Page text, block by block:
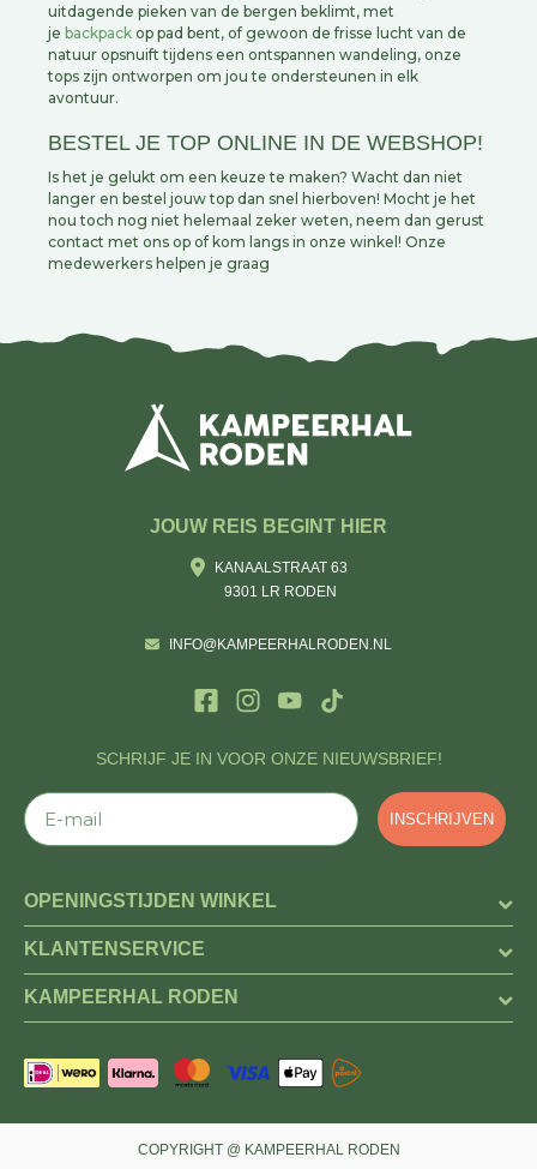
uitdagende pieken van de bergen beklimt, met
je backpack op pad bent, of gewoon de frisse lucht van de
natuur opsnuift tijdens een ontspannen wandeling, onze
tops zijn ontworpen om jou te ondersteunen in elk
avontuur.
BESTEL JE TOP ONLINE IN DE WEBSHOP!
Is het je gelukt om een keuze te maken? Wacht dan niet
langer en bestel jouw top dan snel hierboven! Mocht je het
nou toch nog niet helemaal zeker weten, neem dan gerust
contact met ons op of kom langs in onze winkel! Onze
medewerkers helpen je graag
SCHRIJF JE IN VOOR ONZE NIEUWSBRIEF!
E-mail
INSCHRIJVEN
JOUW REIS BEGINT HIER
KANAALSTRAAT 63
9301 LR RODEN
INFO@KAMPEERHALRODEN.NL
OPENINGSTIJDEN WINKEL
KLANTENSERVICE
KAMPEERHAL RODEN
COPYRIGHT @ KAMPEERHAL RODEN